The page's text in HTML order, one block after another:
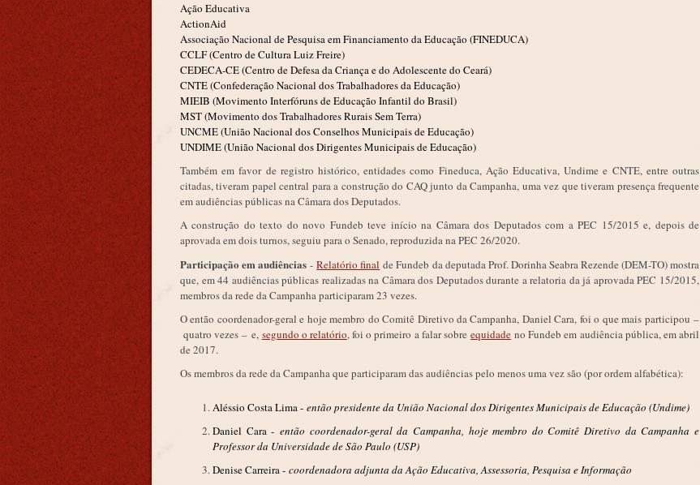
Ação Educativa
ActionAid
Associação Nacional de Pesquisa em Financiamento da Educação (FINEDUCA)
CCLF (Centro de Cultura Luiz Freire)
CEDECA-CE (Centro de Defesa da Criança e do Adolescente do Ceará)
CNTE (Confederação Nacional dos Trabalhadores da Educação)
MIEIB (Movimento Interfóruns de Educação Infantil do Brasil)
MST (Movimento dos Trabalhadores Rurais Sem Terra)
UNCME (União Nacional dos Conselhos Municipais de Educação)
UNDIME (União Nacional dos Dirigentes Municipais de Educação)
Também em favor de registro histórico, entidades como Fineduca, Ação Educativa, Undime e CNTE, entre outras
citadas, tiveram papel central para a construção do CAQ junto da Campanha, uma vez que tiveram presença frequente
em audiências públicas na Câmara dos Deputados.
A construção do texto do novo Fundeb teve início na Câmara dos Deputados com a PEC 15/2015 e, depois de
aprovada em dois turnos, seguiu para o Senado, reproduzida na PEC 26/2020.
Participação em audiências -Relatório final de Fundeb da deputada Prof. Dorinha Seabra Rezende (DEM-TO) mostra
que, em 44 audiências públicas realizadas na Câmara dos Deputados durante a relatoria da já aprovada PEC 15/2015,
membros da rede da Campanha participaram 23 vezes.
O então coordenador-geral e hoje membro do Comitê Diretivo da Campanha, Daniel Cara, foi o que mais participou –
quatro vezes – e, segundo o relatório, foi o primeiro a falar sobreequidade no Fundeb em audiência pública, em abril
de 2017.
Os membros da rede da Campanha que participaram das audiências pelo menos uma vez são (por ordem alfabética):
Aléssio Costa Lima - então presidente da União Nacional dos Dirigentes Municipais de Educação (Undime)
Daniel Cara - então coordenador-geral da Campanha, hoje membro do Comitê Diretivo da Campanha e
Professor da Universidade de São Paulo (USP)
Denise Carreira - coordenadora adjunta da Ação Educativa, Assessoria, Pesquisa e Informação